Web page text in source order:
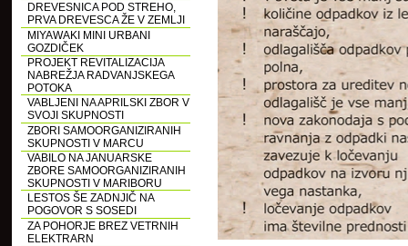
DREVESNICA POD STREHO,
PRVA DREVESCA ŽE V ZEMLJI
MIYAWAKI MINI URBANI
GOZDIČEK
PROJEKT REVITALIZACIJA
NABREŽJA RADVANJSKEGA
POTOKA
VABLJENI NA APRILSKI ZBOR V
SVOJI SKUPNOSTI
ZBORI SAMOORGANIZIRANIH
SKUPNOSTI V MARCU
VABILO NA JANUARSKE
ZBORE SAMOORGANIZIRANIH
SKUPNOSTI V MARIBORU
LESTOS ŠE ZADNJIČ NA
POGOVOR S SOSEDI
ZA POHORJE BREZ VETRNIH
ELEKTRARN